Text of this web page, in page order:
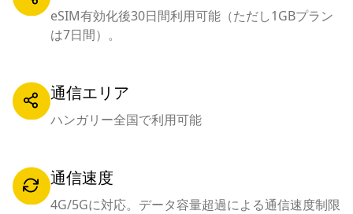
eSIM有効化後30日間利用可能（ただし1GBプラン
は7日間）。
通信エリア
ハンガリー全国で利用可能
通信速度
4G/5Gに対応。データ容量超過による通信速度制限